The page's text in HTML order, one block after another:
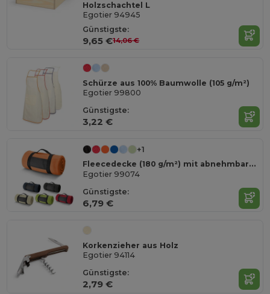
Holzschachtel L
Egotier 94945
Günstigste:
9,65 €14,06 €
Schürze aus 100% Baumwolle (105 g/m²)
Egotier 99800
Günstigste:
3,22 €
+1
Fleecedecke (180 g/m²) mit abnehmbarem Griff
Egotier 99074
Günstigste:
6,79 €
Korkenzieher aus Holz
Egotier 94114
Günstigste:
2,79 €